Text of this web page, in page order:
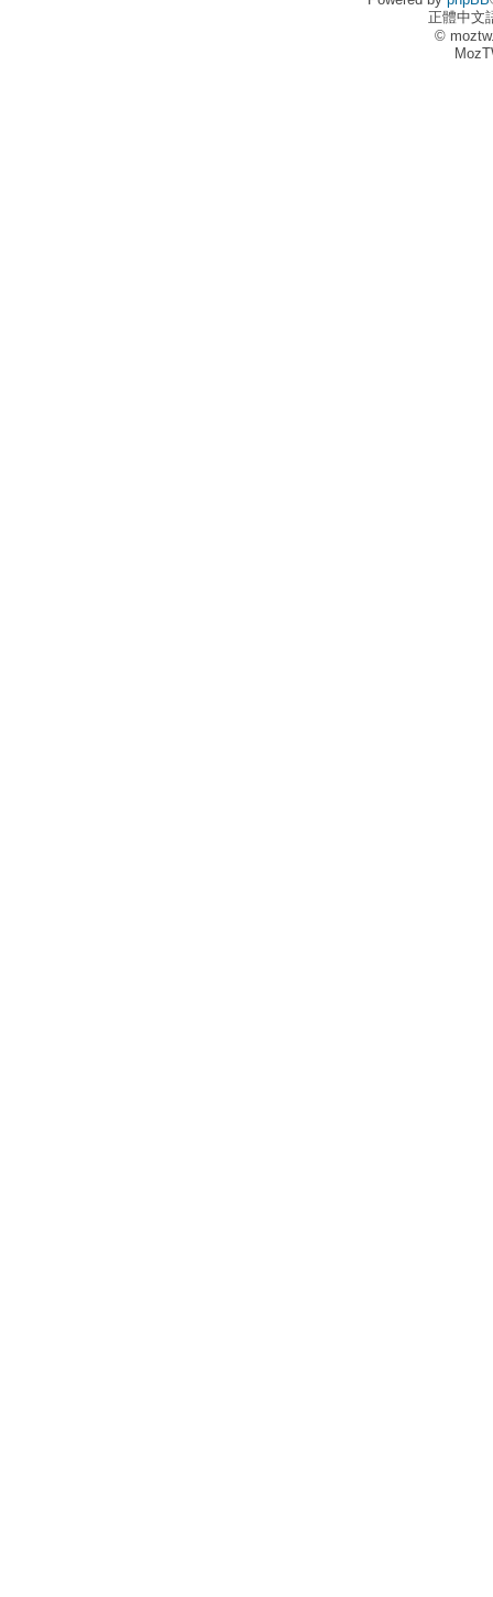
正體中文
©